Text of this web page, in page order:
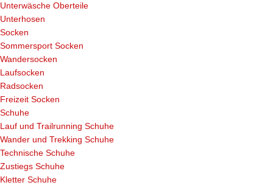
Unterwäsche Oberteile
Unterhosen
Socken
Sommersport Socken
Wandersocken
Laufsocken
Radsocken
Freizeit Socken
Schuhe
Lauf und Trailrunning Schuhe
Wander und Trekking Schuhe
Technische Schuhe
Zustiegs Schuhe
Kletter Schuhe